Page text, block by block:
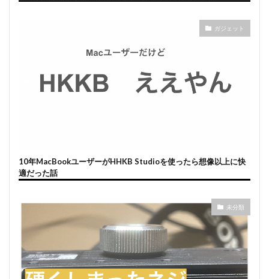
ガジェット
10年MacBookユーザーがHHKB Studioを使ったら想像以上に快
適だった話
未分類